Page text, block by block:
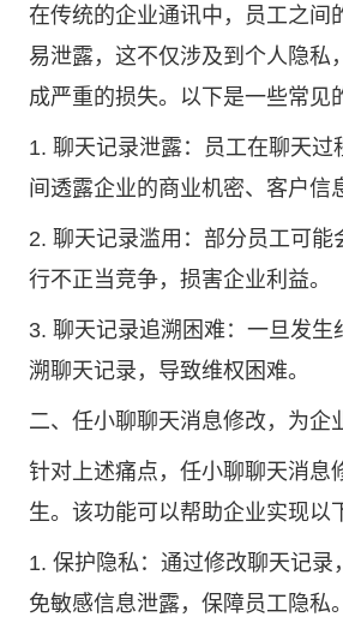
在传统的企业通讯中，员工之间
易泄露，这不仅涉及到个人隐私
成严重的损失。以下是一些常见
1. 聊天记录泄露：员工在聊天过
间透露企业的商业机密、客户信
2. 聊天记录滥用：部分员工可能
行不正当竞争，损害企业利益。
3. 聊天记录追溯困难：一旦发生
溯聊天记录，导致维权困难。
二、任小聊聊天消息修改，为企
针对上述痛点，任小聊聊天消息
生。该功能可以帮助企业实现以
1. 保护隐私：通过修改聊天记录
免敏感信息泄露，保障员工隐私。